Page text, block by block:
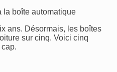
la boîte automatique
ans. Désormais, les boîtes
sur cinq. Voici cinq